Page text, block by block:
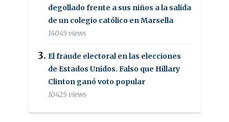
degollado frente a sus niños a la salida
de un colegio católico en Marsella
14045 views
El fraude electoral en las elecciones
de Estados Unidos. Falso que Hillary
Clinton ganó voto popular
10425 views